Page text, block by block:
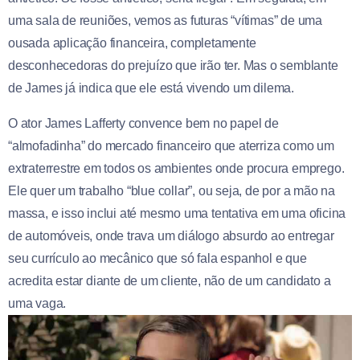
uma sala de reuniões, vemos as futuras “vítimas” de uma
ousada aplicação financeira, completamente
desconhecedoras do prejuízo que irão ter. Mas o semblante
de James já indica que ele está vivendo um dilema.
O ator James Lafferty convence bem no papel de
“almofadinha” do mercado financeiro que aterriza como um
extraterrestre em todos os ambientes onde procura emprego.
Ele quer um trabalho “blue collar”, ou seja, de por a mão na
massa, e isso inclui até mesmo uma tentativa em uma oficina
de automóveis, onde trava um diálogo absurdo ao entregar
seu currículo ao mecânico que só fala espanhol e que
acredita estar diante de um cliente, não de um candidato a
uma vaga.